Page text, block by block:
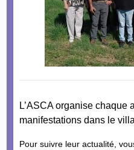
L’ASCA organise chaque
manifestations dans le
Pour suivre leur actualité,